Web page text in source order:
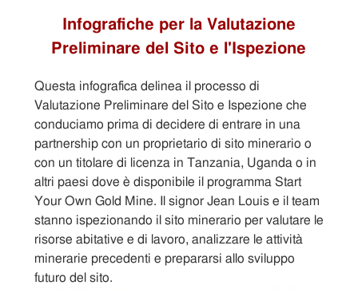
Services
Equipment
Knowledge
Articles
Sitemap
Infografiche per la Valutazione
Preliminare del Sito e l'Ispezione
Questa infografica delinea il processo di
Valutazione Preliminare del Sito e Ispezione che
conduciamo prima di decidere di entrare in una
partnership con un proprietario di sito minerario o
con un titolare di licenza in Tanzania, Uganda o in
altri paesi dove è disponibile il programma Start
Your Own Gold Mine. Il signor Jean Louis e il team
stanno ispezionando il sito minerario per valutare le
risorse abitative e di lavoro, analizzare le attività
minerarie precedenti e prepararsi allo sviluppo
futuro del sito.